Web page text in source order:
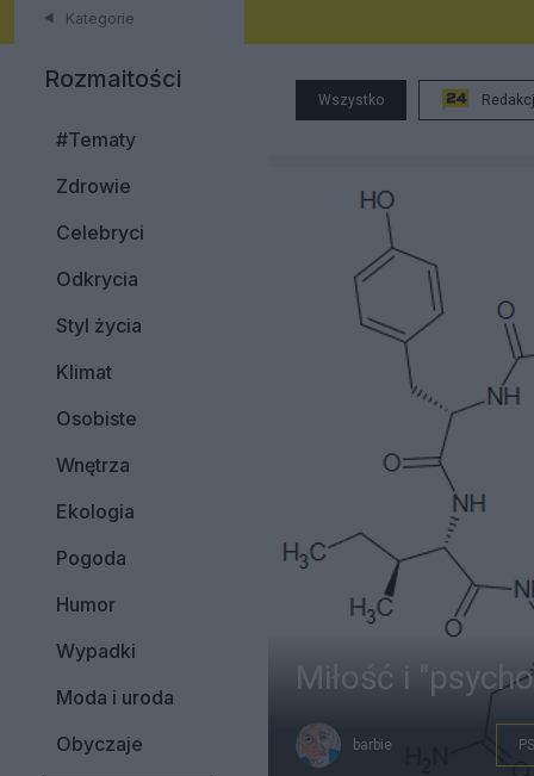
Kategorie
Rozmaitości
#Tematy
Zdrowie
Celebryci
Odkrycia
Styl życia
Klimat
Osobiste
Wnętrza
Ekologia
Pogoda
Humor
Wypadki
Moda i uroda
Obyczaje
Wszystko
Miłość i
barbie